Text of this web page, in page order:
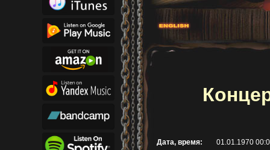
Дата, время:
01.01.1970